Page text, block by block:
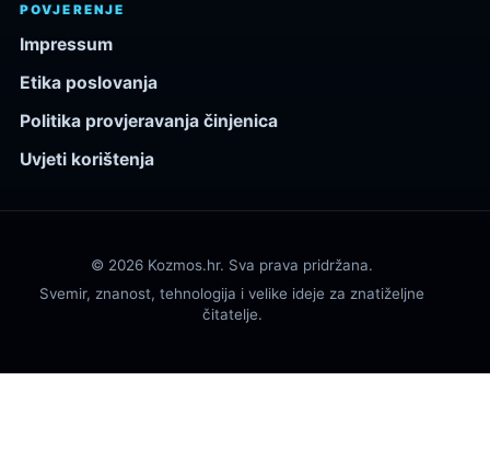
POVJERENJE
Impressum
Etika poslovanja
Politika provjeravanja činjenica
Uvjeti korištenja
© 2026 Kozmos.hr. Sva prava pridržana.
Svemir, znanost, tehnologija i velike ideje za znatiželjne
čitatelje.